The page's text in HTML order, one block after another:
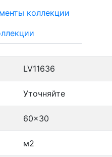
коллекции
LV11636
Уточняйте
60x30
м2